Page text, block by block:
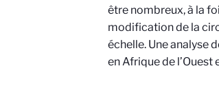
être nombreux, à la
modification de la
échelle. Une analyse
en Afrique de l’Ouest